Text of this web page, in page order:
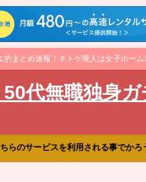
まとめ速報！ネトゲ廃人は女子ホー
代無職独身
らのサービスを利用される事でか